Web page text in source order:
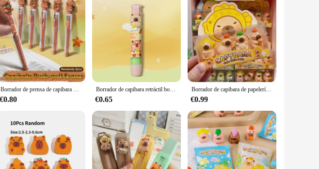
vendors and suppliers. Whether you're a retailer looking to stock up on art supplies or an
sale. The capybara borrador is not just a tool; it's a partner in your creative journey, ensuring
Borrador de prensa de capibara bonito de dibujos animados, borrador de dibujo creativo para estudiantes, borrador de lápiz de moda, suministros escolares, 2 uds.
€0.80
Borrador de capibara retráctil bonito de dibujos animados, borrador de lápiz de presión creativo, suministros escolares, regalos de papelería para estudiantes Kawaii
€0.65
Borrador de capibara de papelería bonito al azar, juguetes para niños, lápiz de recompensa para guardería, regalos de goma, borrador de capibara
€0.99